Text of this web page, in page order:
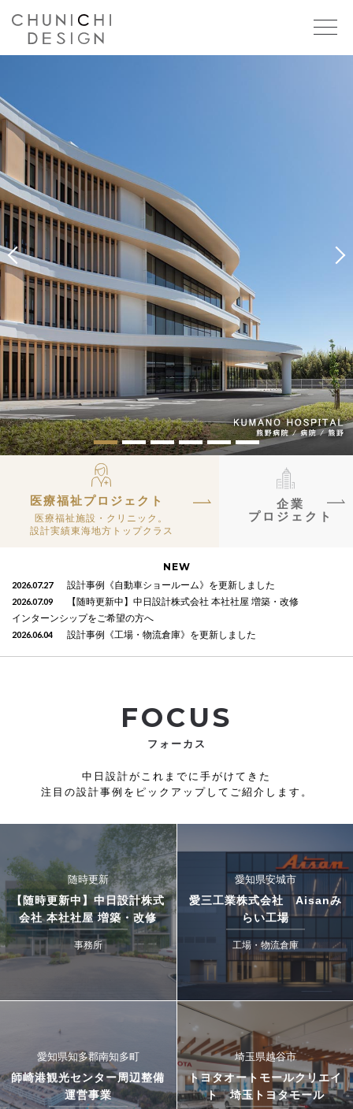
医療福祉プロジェクト
医療福祉施設・クリニック。
設計実績東海地方トップクラス
企業
プロジェクト
NEW
2026.07.27 設計事例《自動車ショールーム》を更新しました
2026.07.09
【随時更新中】中日設計株式会社 本社社屋 増築・改修
インターンシップをご希望の方へ
2026.06.04 設計事例《工場・物流倉庫》を更新しました
FOCUS
フォーカス
中日設計がこれまでに手がけてきた
注目の設計事例をピックアップしてご紹介します。
随時更新
【随時更新中】中日設計株式
会社 本社社屋 増築・改修
事務所
愛知県安城市
愛三工業株式会社 Aisanみ
らい工場
工場・物流倉庫
愛知県知多郡南知多町
師崎港観光センター周辺整備
運営事業
埼玉県越谷市
トヨタオートモールクリエイ
ト 埼玉トヨタモール